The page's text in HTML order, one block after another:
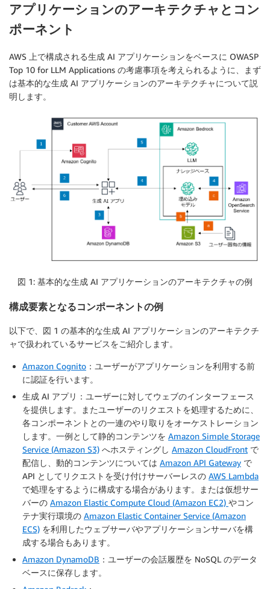
アプリケーションのアーキテクチャとコン
ポーネント
AWS 上で構成される生成 AI アプリケーションをベースに OWASP
Top 10 for LLM Applications の考慮事項を考えられるように、まず
は基本的な生成 AI アプリケーションのアーキテクチャについて説
明します。
図 1: 基本的な生成 AI アプリケーションのアーキテクチャの例
構成要素となるコンポーネントの例
以下で、図 1 の基本的な生成 AI アプリケーションのアーキテクチ
ャで扱われているサービスをご紹介します。
Amazon Cognito ：ユーザーがアプリケーションを利用する前
に認証を行います。
生成 AI アプリ：ユーザーに対してウェブのインターフェース
を提供します。またユーザーのリクエストを処理するために、
各コンポーネントとの一連のやり取りをオーケストレーション
します。一例として静的コンテンツを Amazon Simple Storage
Service (Amazon S3) へホスティングし Amazon CloudFront で
配信し、動的コンテンツについては Amazon API Gateway で
API としてリクエストを受け付けサーバーレスの AWS Lambda
で処理をするように構成する場合があります。または仮想サー
バーの Amazon Elastic Compute Cloud (Amazon EC2) やコン
テナ実行環境の Amazon Elastic Container Service (Amazon
ECS) を利用したウェブサーバやアプリケーションサーバを構
成する場合もあります。
Amazon DynamoDB ：ユーザーの会話履歴を NoSQL のデータ
ベースに保存します。